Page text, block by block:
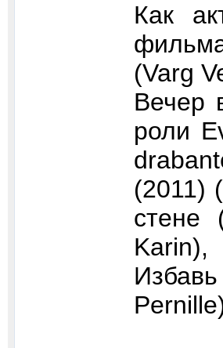
Как
(Varg
Вечер
роли
(2011)
стене
Karin),